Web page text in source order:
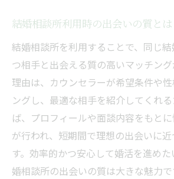
結婚相談所利用時の出会いの質とは
結婚相談所を利用することで、同じ
つ相手と出会える質の高いマッチング
理由は、カウンセラーが希望条件や
ングし、最適な相手を紹介してくれ
ば、プロフィールや面談内容をもと
が行われ、短期間で理想の出会いに
す。効率的かつ安心して婚活を進め
婚相談所の出会いの質は大きな魅力で